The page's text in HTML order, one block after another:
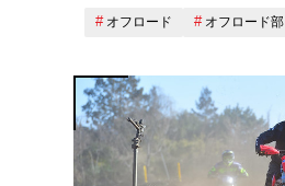
オフロード オフロード部